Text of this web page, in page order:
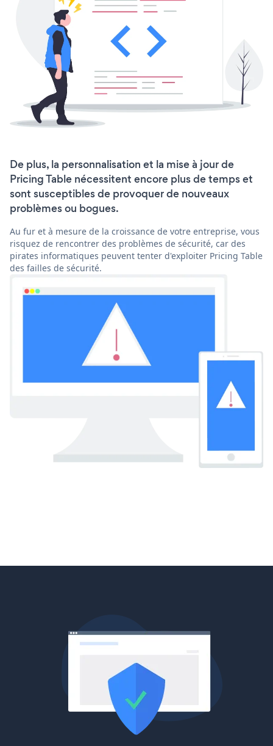
De plus, la personnalisation et la mise à jour de
Pricing Table nécessitent encore plus de temps et
sont susceptibles de provoquer de nouveaux
problèmes ou bogues.
Au fur et à mesure de la croissance de votre entreprise, vous
risquez de rencontrer des problèmes de sécurité, car des
pirates informatiques peuvent tenter d'exploiter Pricing Table
des failles de sécurité.